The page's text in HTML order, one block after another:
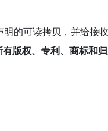
的可读拷贝，并给接
版权、专利、商标和